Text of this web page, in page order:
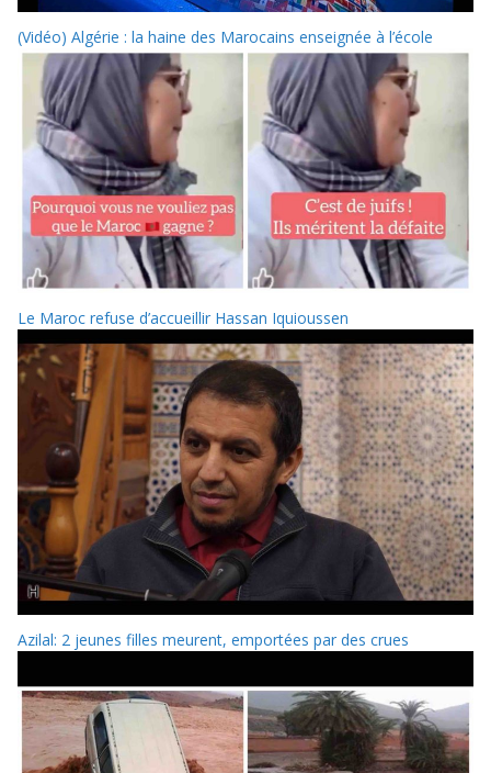
(Vidéo) Algérie : la haine des Marocains enseignée à l’école
Le Maroc refuse d’accueillir Hassan Iquioussen
Azilal: 2 jeunes filles meurent, emportées par des crues